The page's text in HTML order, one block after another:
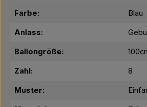
Farbe: Blau
Anlass:
Ballongröße:
Zahl: 8
Muster: